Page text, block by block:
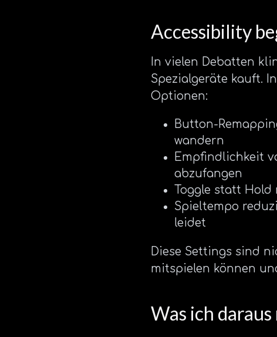
Accessibility
In vielen Debatten
Spezialgeräte kauft.
Optionen:
Button-
wandern
Empfindlichkeit
abzufangen
Toggle statt
Spieltempo
leidet
Diese Settings sind
mitspielen können
Was ich